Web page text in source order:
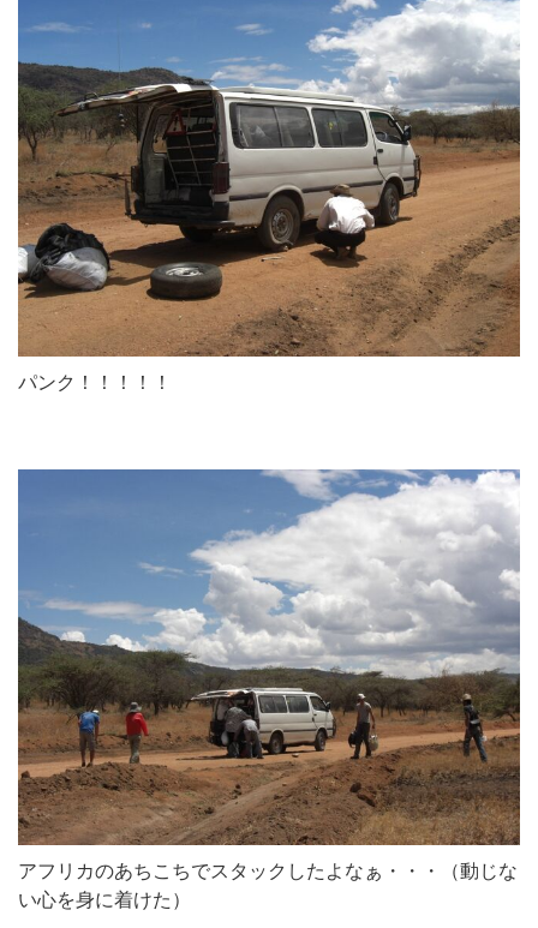
パンク！！！！！
アフリカのあちこちでスタックしたよなぁ・・・（動じな
い心を身に着けた）